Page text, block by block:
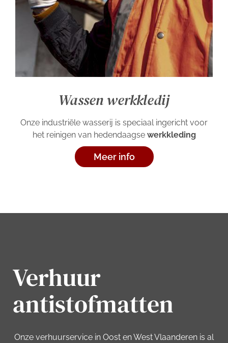
Wassen werkkledij
Onze industriële wasserij is speciaal ingericht voor
het reinigen van hedendaagse werkkleding
Meer info
Verhuur
antistofmatten
Onze verhuurservice in Oost en West Vlaanderen is al